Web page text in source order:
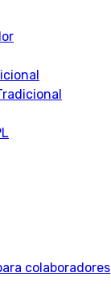
colaboradores